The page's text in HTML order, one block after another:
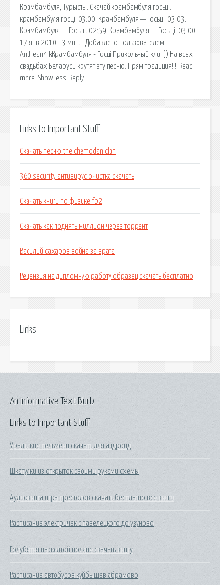
Крамбамбуля, Турысты. Скачай крамбамбуля госьці.
крамбамбуля госцi. 03:00. Крамбамбуля — Госьці. 03:03.
Крамбамбуля — Госьці. 02:59. Крамбамбуля — Госьці. 03:00.
17 янв 2010 - 3 мин. - Добавлено пользователем
Andrean4ikКрамбамбуля - Госцi Прикольный клип)) На всех
свадьбах Беларуси крутят эту песню. Прям традиция!!! . Read
more. Show less. Reply.
Links to Important Stuff
Скачать песню the chemodan clan
360 security aнтивирус очистка скачать
Скачать книги по физике fb2
Скачать как поднять миллион через торрент
Василий сахаров война за врата
Рецензия на дипломную работу образец скачать бесплатно
Links
Links to Important Stuff
Уральские пельмени скачать для андроид
Шкатулки из открыток своими руками схемы
Аудиокнига игра престолов скачать бесплатно все книги
Расписание электричек с павелецкого до узуново
Голубятня на желтой поляне скачать книгу
Расписание автобусов куйбышев абрамово
An Informative Text Blurb